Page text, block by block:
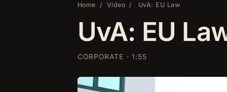
Home / Video / UvA: EU Law
UvA: EU
CORPORATE · 1:55